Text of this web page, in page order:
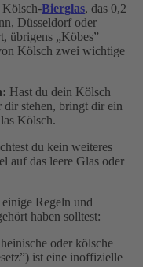
Kölsch-Bierglas, das 0,2
Düsseldorf oder
übrigens „Köbes”
Kölsch zwei wichtige
Hast du dein Kölsch
dir stehen, bringt dir ein
Kölsch.
du kein weiteres
auf das leere Glas oder
Regeln und
haben solltest:
oder kölsche
ist eine inoffizielle